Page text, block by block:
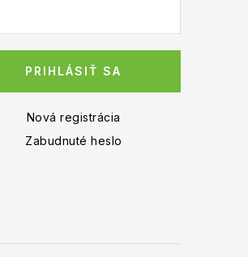
PRIHLÁSIŤ SA
Nová registrácia
Zabudnuté heslo